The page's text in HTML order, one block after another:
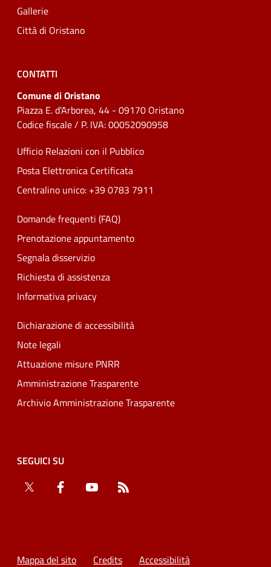
Gallerie
Città di Oristano
CONTATTI
Comune di Oristano
Piazza E. d'Arborea, 44 - 09170 Oristano
Codice fiscale / P. IVA: 00052090958
Ufficio Relazioni con il Pubblico
Posta Elettronica Certificata
Centralino unico: +39 0783 7911
Domande frequenti (FAQ)
Prenotazione appuntamento
Segnala disservizio
Richiesta di assistenza
Informativa privacy
Dichiarazione di accessibilità
Note legali
Attuazione misure PNRR
Amministrazione Trasparente
Archivio Amministrazione Trasparente
SEGUICI SU
Twitter
Facebook YouTube
Mappa del sito Credits Accessibilità